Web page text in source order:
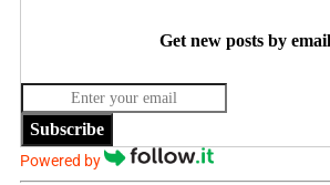
Get new posts by
Subscribe
Powered by